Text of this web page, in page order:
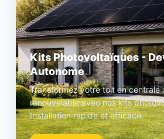
Kits Photovoltaïques -
Autonome
Transformez votre toit en centrale
renouvelable avec nos kits
Installation rapide et efficace.